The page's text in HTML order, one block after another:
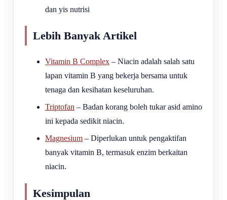
dan yis nutrisi
Lebih Banyak Artikel
Vitamin B Complex – Niacin adalah salah satu
lapan vitamin B yang bekerja bersama untuk
tenaga dan kesihatan keseluruhan.
Triptofan – Badan korang boleh tukar asid amino
ini kepada sedikit niacin.
Magnesium – Diperlukan untuk pengaktifan
banyak vitamin B, termasuk enzim berkaitan
niacin.
Kesimpulan